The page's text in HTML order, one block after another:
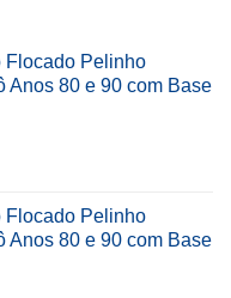
Flocado Pelinho
Anos 80 e 90 com Base
Flocado Pelinho
Anos 80 e 90 com Base